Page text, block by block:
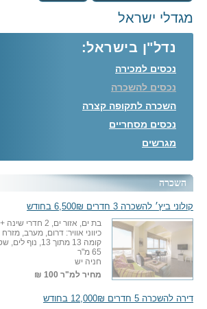
מגדלי ישראל
נדל"ן בישראל:
נכסים למכירה
נכסים להשכרה
השכרה לתקופה קצרה
נכסים מסחריים
מגרשים
השכרה
קולוני ביץ׳ להשכרה 3 חדרים 6,500₪ בחודש
בת ים, אזור ים, 2 חדרי שינה + סלון
כיווני אוויר: דרום, מערב, מזרח
קומה 13 מתוך 13, נוף לים, שטח הדירה בקולוני ביץ׳
65 מ"ר
חניה יש
מחיר למ"ר 100 ₪
דירה להשכרה 5 חדרים 12,000₪ בחודש